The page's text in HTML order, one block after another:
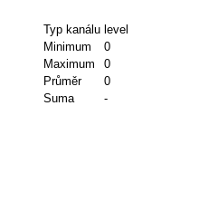
Typ kanálu level
Minimum
0
Maximum
0
Průměr
0
Suma
-